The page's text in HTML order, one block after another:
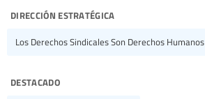
dirección estratégica
Los Derechos Sindicales Son Derechos Humanos
destacado